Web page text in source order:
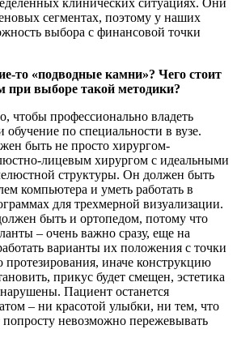
клинических ситуациях. Они
сегментах, поэтому у наших
выбора с финансовой точки
то «подводные камни»? Чего стоит
при выборе такой методики?
чтобы профессионально владеть
по специальности в вузе.
быть не просто хирургом-
лицевым хирургом с идеальными
структуры. Он должен быть
компьютера и уметь работать в
для трехмерной визуализации.
быть и ортопедом, потому что
– очень важно сразу, еще на
варианты их положения с точки
протезирования, иначе конструкцию
прикус будет смещен, эстетика
Пациент останется
– ни красотой улыбки, ни тем, что
невозможно пережевывать